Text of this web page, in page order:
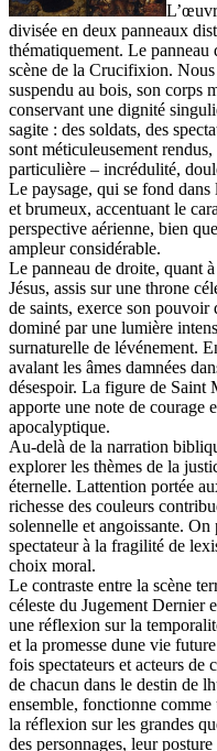
divisée en deux panneaux
thématiquement. Le panneau
scène de la Crucifixion.
suspendu au bois, son corps
conservant une dignité
sagite : des soldats, des
sont méticuleusement
particulière – incrédulité,
Le paysage, qui se fond
et brumeux, accentuant le
perspective aérienne, bien
ampleur considérable.
Le panneau de droite, quant
Jésus, assis sur une throne
de saints, exerce son
dominé par une lumière
surnaturelle de lévénement.
avalant les âmes damnées
désespoir. La figure de Saint
apporte une note de courage
apocalyptique.
Au-delà de la narration
explorer les thèmes de la
éternelle. Lattention portée
richesse des couleurs
solennelle et angoissante.
spectateur à la fragilité de
choix moral.
Le contraste entre la scène
céleste du Jugement Dernier
une réflexion sur la
et la promesse dune vie
fois spectateurs et acteurs de
de chacun dans le destin de
ensemble, fonctionne
la réflexion sur les grandes
des personnages, leur